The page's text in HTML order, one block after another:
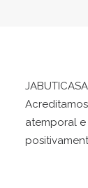
atemporal